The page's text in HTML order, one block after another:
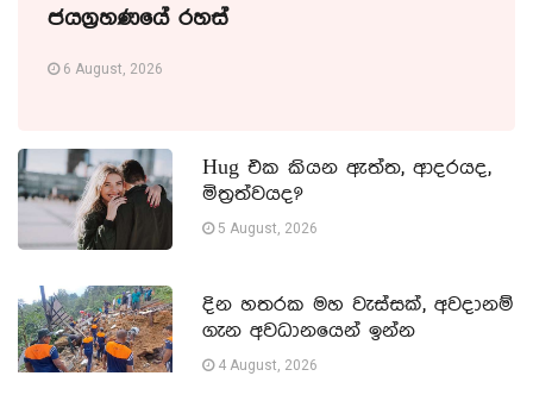
ජයග්‍රහණයේ රහස්
6 August, 2026
Hug එක කියන ඇත්ත, ආදරයද,
මිත්‍රත්වයද?
5 August, 2026
දින හතරක මහ වැස්සක්, අවදානම්
ගැන අවධානයෙන් ඉන්න
4 August, 2026